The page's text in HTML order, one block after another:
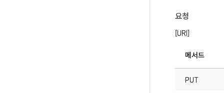
요청
[URI]
메서드
PUT